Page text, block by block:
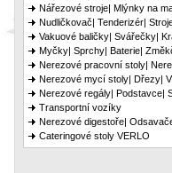
Nářezové stroje| Mlýnky na
Nudličkovač| Tenderizér|
Vakuové baličky| Svářečky|
Myčky| Sprchy| Baterie|
Nerezové pracovní stoly|
Nerezové mycí stoly| Dřezy|
Nerezové regály| Podstavce|
Transportní vozíky
Nerezové digestoře|
Cateringové stoly VERLO